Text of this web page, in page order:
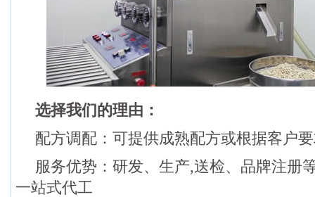
选择我们的理由：
配方调配：可提供成熟配方或根据客户
服务优势：研发、生产,送检、品牌注册
一站式代工